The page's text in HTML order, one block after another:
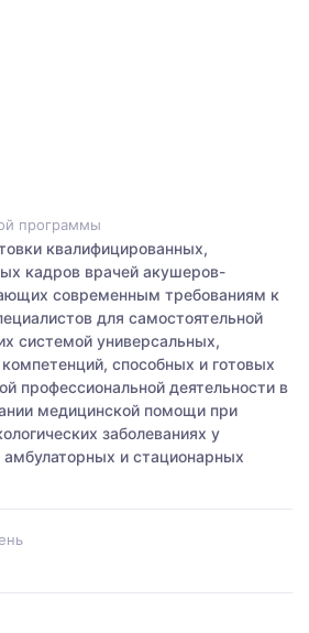
программы
квалифицированных,
кадров врачей акушеров-
современным требованиям к
для самостоятельной
системой универсальных,
способных и готовых
профессиональной деятельности в
медицинской помощи при
заболеваниях у
и стационарных